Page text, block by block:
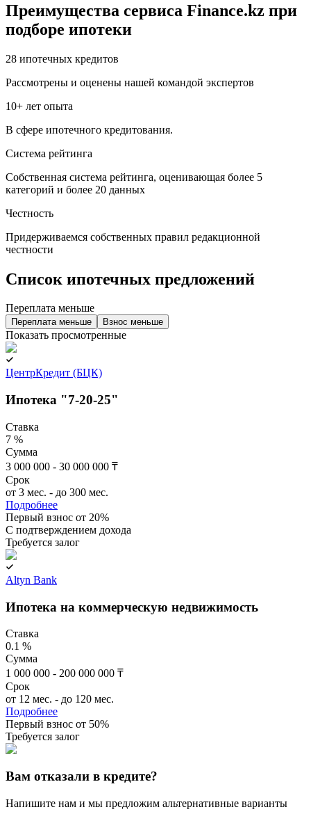
Преимущества сервиса Finance.kz при
подборе ипотеки
28 ипотечных кредитов
Рассмотрены и оценены нашей командой экспертов
10+ лет опыта
В сфере ипотечного кредитования.
Система рейтинга
Собственная система рейтинга, оценивающая более 5
категорий и более 20 данных
Честность
Придерживаемся собственных правил редакционной
честности
Список ипотечных предложений
Переплата меньше
Переплата меньше Взнос меньше
Показать просмотренные
ЦентрКредит (БЦК)
Ипотека "7-20-25"
Ставка
7 %
Сумма
3 000 000 - 30 000 000 ₸
Срок
от 3 мес. - до 300 мес.
Подробнее
Первый взнос от 20%
C подтверждением дохода
Требуется залог
Altyn Bank
Ипотека на коммерческую недвижимость
Ставка
0.1 %
Сумма
1 000 000 - 200 000 000 ₸
Срок
от 12 мес. - до 120 мес.
Подробнее
Первый взнос от 50%
Требуется залог
Вам отказали в кредите?
Напишите нам и мы предложим альтернативные варианты